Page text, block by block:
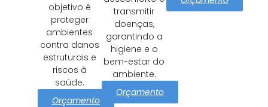
objetivo é
proteger
ambientes
contra danos
estruturais e
riscos à
saúde.
Orçamento
transmitir
doenças,
garantindo a
higiene e o
bem-estar do
ambiente.
Orçamento